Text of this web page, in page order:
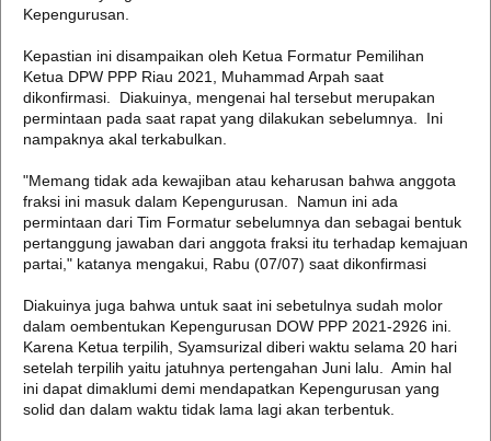
Kepengurusan.
Kepastian ini disampaikan oleh Ketua Formatur Pemilihan
Ketua DPW PPP Riau 2021, Muhammad Arpah saat
dikonfirmasi. Diakuinya, mengenai hal tersebut merupakan
permintaan pada saat rapat yang dilakukan sebelumnya. Ini
nampaknya akal terkabulkan.
"Memang tidak ada kewajiban atau keharusan bahwa anggota
fraksi ini masuk dalam Kepengurusan. Namun ini ada
permintaan dari Tim Formatur sebelumnya dan sebagai bentuk
pertanggung jawaban dari anggota fraksi itu terhadap kemajuan
partai," katanya mengakui, Rabu (07/07) saat dikonfirmasi
Diakuinya juga bahwa untuk saat ini sebetulnya sudah molor
dalam oembentukan Kepengurusan DOW PPP 2021-2926 ini.
Karena Ketua terpilih, Syamsurizal diberi waktu selama 20 hari
setelah terpilih yaitu jatuhnya pertengahan Juni lalu. Amin hal
ini dapat dimaklumi demi mendapatkan Kepengurusan yang
solid dan dalam waktu tidak lama lagi akan terbentuk.